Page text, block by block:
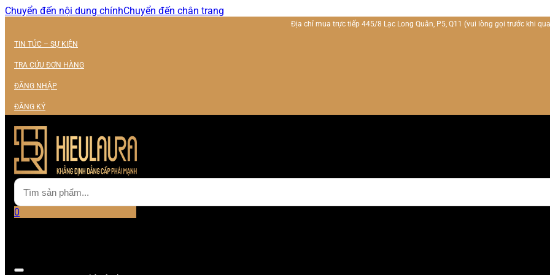
Chuyển đến nội dung chínhChuyển đến chân trang
Địa chỉ mua trực tiếp 445/8 Lạc Long Quân, P5, Q11 (vui lòng gọi trước khi
TIN TỨC – SỰ KIỆN
TRA CỨU ĐƠN HÀNG
ĐĂNG NHẬP
ĐĂNG KÝ
0